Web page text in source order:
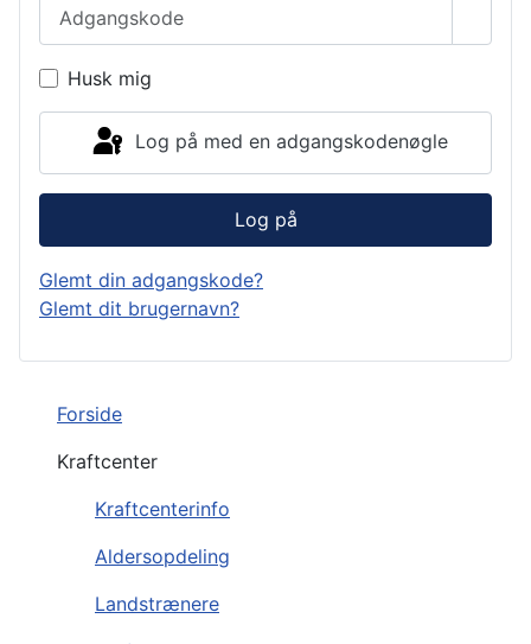
Forside
Kraftcenter
Kraftcenterinfo
Aldersopdeling
Landstrænere
Husk mig
Log på med en adgangskodenøgle
Log på
Glemt din adgangskode?
Glemt dit brugernavn?